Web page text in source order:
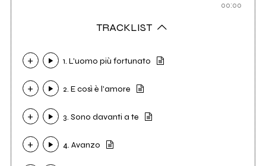
00:00
TRACKLIST
1. L'uomo più fortunato
2. E così è l'amore
3. Sono davanti a te
4. Avanzo